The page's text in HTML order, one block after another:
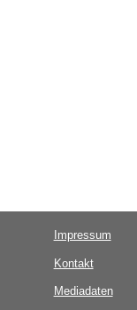
Impressum
Kontakt
Mediadaten